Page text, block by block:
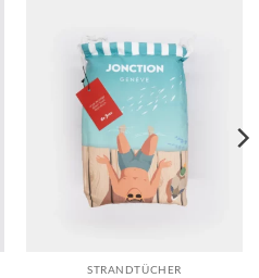
STRANDTÜCHER